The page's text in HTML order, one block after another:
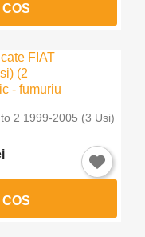
2 1999-2005 (3 Usi)
×
pentru a salva